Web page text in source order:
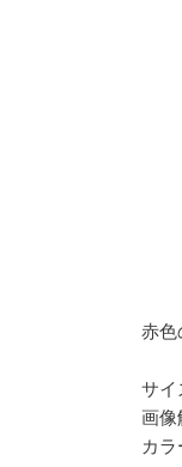
赤色
サイ
画
カ